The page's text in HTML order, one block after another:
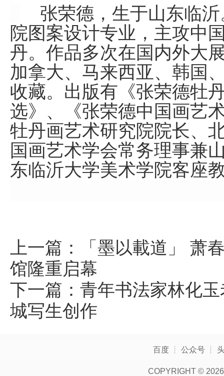
张荣德，生于山东临沂
院图案设计专业，主攻中
丹。作品多次在国内外大
加拿大、马来西亚、韩国
收藏。出版有《张荣德牡
选》、《张荣德中国画艺
牡丹画艺术研究院院长、
国画艺术学会常务理事兼
东临沂大学美术学院客座
上一篇：
「墨以載道」 萧
馆隆重启幕
下一篇： 青年书法家林化
城写生创作
百度 ┊ 公众号 ┊
COPYRIGHT ©